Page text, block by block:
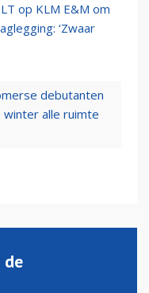
op KLM E&M om
‘Zwaar
debutanten
winter alle ruimte
de